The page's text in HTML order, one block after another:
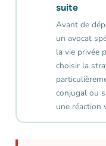
suite
Avant de
un avocat
la vie privée
choisir la
conjugal ou
une réaction